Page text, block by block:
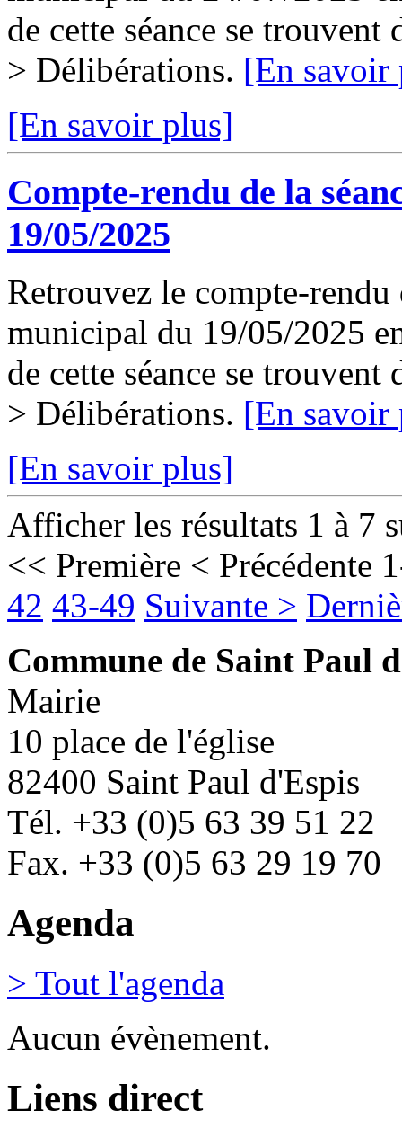
de cette séance se
> Délibérations. [En savoir
[En savoir plus]
Compte-rendu de la
19/05/2025
Retrouvez le compte-rendu
municipal du 19/05/2025
de cette séance se
> Délibérations. [En savoir
[En savoir plus]
Afficher les résultats 1 à 7
<< Première < Précédente
42 43-49 Suivante >
Commune de Saint Paul
Mairie
10 place de l'église
82400 Saint Paul d'Espis
Tél. +33 (0)5 63 39 51 22
Fax. +33 (0)5 63 29 19 70
Agenda
> Tout l'agenda
Aucun évènement.
Liens direct